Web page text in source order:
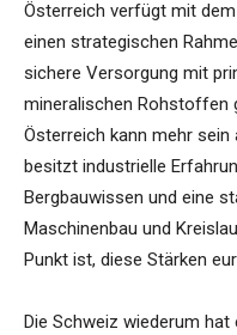
Österreich verfügt mit
einen strategischen
sichere Versorgung mit
mineralischen Rohstoffen
Österreich kann mehr sein
besitzt industrielle
Bergbauwissen und eine
Maschinenbau und
Punkt ist, diese Stärken
Die Schweiz wiederum